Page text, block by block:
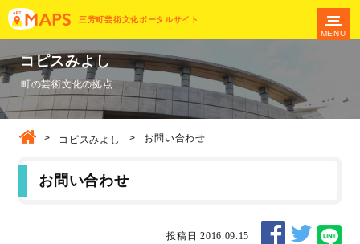
三芳町芸術文化ポータルサイト
MENU
コピスみよし
町の芸術文化の拠点
> コピスみよし > お問い合わせ
お問い合わせ
投稿日 2016.09.15